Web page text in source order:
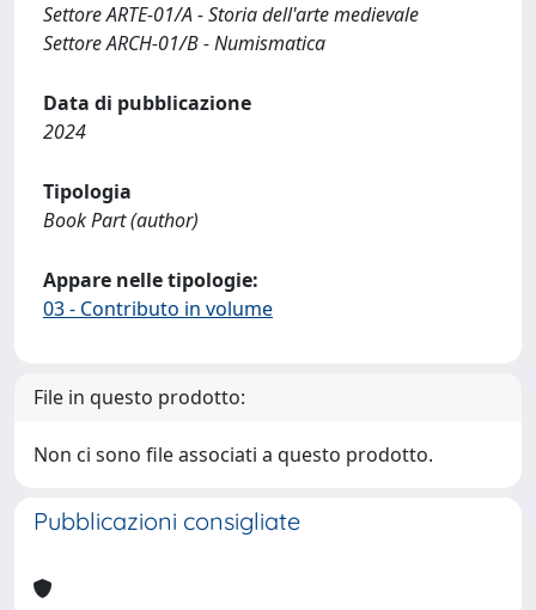
Settore ARTE-01/A - Storia dell'arte medievale
Settore ARCH-01/B - Numismatica
Data di pubblicazione
2024
Tipologia
Book Part (author)
Appare nelle tipologie:
03 - Contributo in volume
File in questo prodotto:
Non ci sono file associati a questo prodotto.
Pubblicazioni consigliate